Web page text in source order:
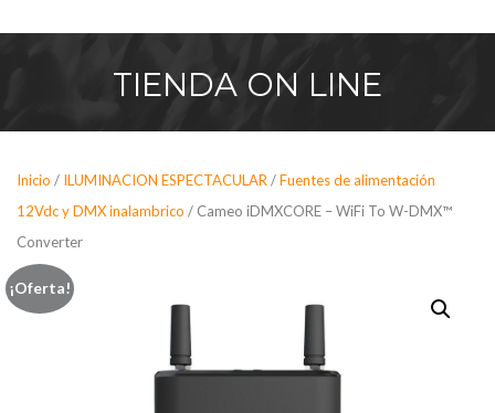
TIENDA ON LINE
Inicio / ILUMINACION ESPECTACULAR /Fuentes de alimentación
12Vdc y DMX inalambrico / Cameo iDMXCORE – WiFi To W-DMX™
Converter
¡Oferta!